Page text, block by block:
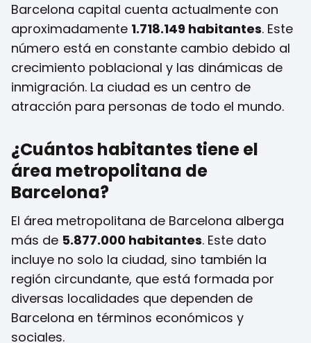
Barcelona capital cuenta actualmente con
aproximadamente 1.718.149 habitantes. Este
número está en constante cambio debido al
crecimiento poblacional y las dinámicas de
inmigración. La ciudad es un centro de
atracción para personas de todo el mundo.
¿Cuántos habitantes tiene el
área metropolitana de
Barcelona?
El área metropolitana de Barcelona alberga
más de 5.877.000 habitantes. Este dato
incluye no solo la ciudad, sino también la
región circundante, que está formada por
diversas localidades que dependen de
Barcelona en términos económicos y
sociales.